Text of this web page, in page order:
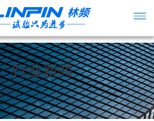
行业新闻